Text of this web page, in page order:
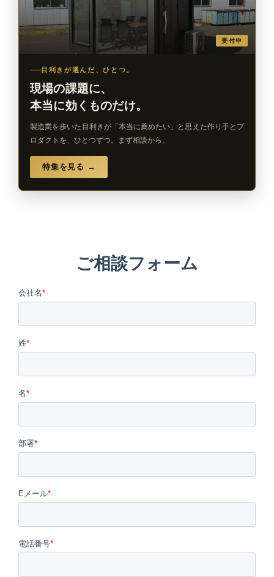
受付中
目利きが選んだ、ひとつ。
現場の課題に、
本当に効くものだけ。
製造業を歩いた目利きが「本当に薦めたい」と思えた作り手とプ
ロダクトを、ひとつずつ。まず相談から。
特集を見る →